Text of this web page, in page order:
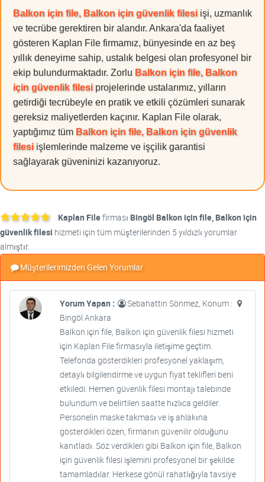
Balkon için file, Balkon için güvenlik filesi işi, uzmanlık
ve tecrübe gerektiren bir alandır. Ankara'da faaliyet
gösteren Kaplan File firmamız, bünyesinde en az beş
yıllık deneyime sahip, ustalık belgesi olan profesyonel bir
ekip bulundurmaktadır. Zorlu Balkon için file, Balkon
için güvenlik filesi projelerinde ustalarımız, yılların
getirdiği tecrübeyle en pratik ve etkili çözümleri sunarak
gereksiz maliyetlerden kaçınır. Kaplan File olarak,
yaptığımız tüm Balkon için file, Balkon için güvenlik
filesi işlemlerinde malzeme ve işçilik garantisi
sağlayarak güveninizi kazanıyoruz.
Kaplan Filefirması Bingöl Balkon için file, Balkon için
güvenlik filesi hizmeti için tüm müşterilerinden 5 yıldızlı yorumlar
almıştır.
Müşterilerimizden Gelen Yorumlar
Yorum Yapan :
Sebahattin Sönmez, Konum :
Bingöl Ankara
Balkon için file, Balkon için güvenlik filesi hizmeti
için Kaplan File firmasıyla iletişime geçtim.
Telefonda gösterdikleri profesyonel yaklaşım,
detaylı bilgilendirme ve uygun fiyat teklifleri beni
etkiledi. Hemen güvenlik filesi montajı talebinde
bulundum ve belirtilen saatte hızlıca geldiler.
Personelin maske takması ve iş ahlakına
gösterdikleri özen, firmanın güvenilir olduğunu
kanıtladı. Söz verdikleri gibi Balkon için file, Balkon
için güvenlik filesi işlemini profesyonel bir şekilde
tamamladılar. Herkese gönül rahatlığıyla tavsiye